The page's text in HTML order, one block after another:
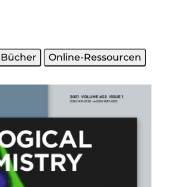
Bücher Online-Ressourcen